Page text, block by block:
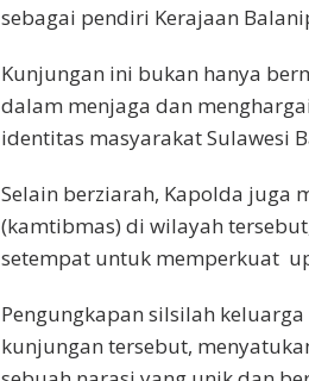
sebagai pendiri Kerajaan
Kunjungan ini bukan hanya
dalam menjaga dan
identitas masyarakat Sulawesi
Selain berziarah, Kapolda juga
(kamtibmas) di wilayah
setempat untuk memperkuat
Pengungkapan silsilah
kunjungan tersebut,